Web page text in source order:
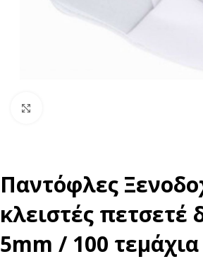
Παντόφλες
κλειστές πετσετέ
5mm / 100 τεμάχια